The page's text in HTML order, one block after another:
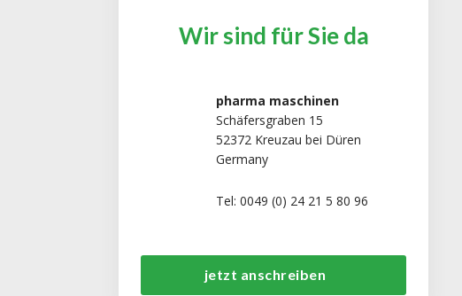
Wir sind für Sie da
pharma maschinen
Schäfersgraben 15
52372 Kreuzau bei Düren
Germany
Tel: 0049 (0) 24 21 5 80 96
jetzt anschreiben